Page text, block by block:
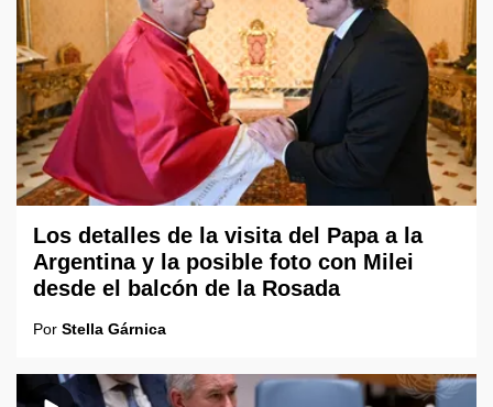
Los detalles de la visita del Papa a la
Argentina y la posible foto con Milei
desde el balcón de la Rosada
Por Stella Gárnica